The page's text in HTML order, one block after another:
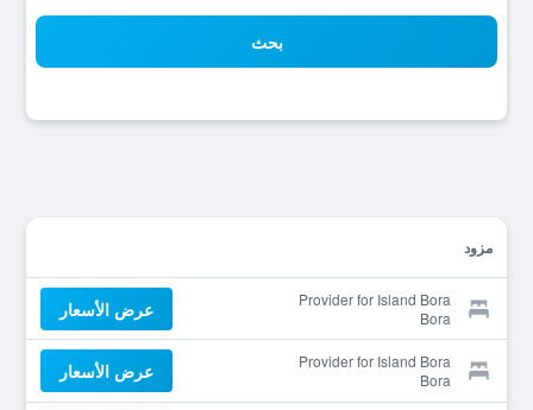
بحث
مزود
Provider for Island Bora
Bora
عرض الأسعار
Provider for Island Bora
Bora
عرض الأسعار